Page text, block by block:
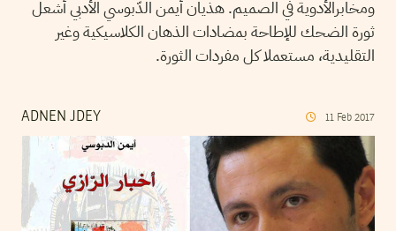
ومخابرالأدوية في الصميم. هذيان أيمن الدّبوسي الأدبي أشعل
ثورة الضحك للإطاحة بمضادات الذهان الكلاسيكية وغير
التقليدية، مستعملا كل مفردات الثورة.
ADNEN JDEY 11 Feb 2017